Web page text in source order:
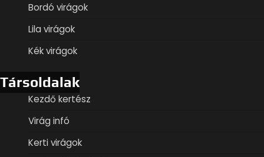
Bordó virágok
Lila virágok
Kék virágok
Társoldalak
Kezdő kertész
Virág infó
Kerti virágok